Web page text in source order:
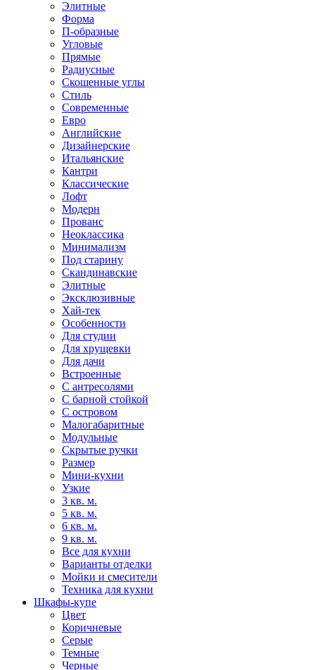
Элитные
Форма
П-образные
Угловые
Прямые
Радиусные
Скошенные углы
Стиль
Современные
Евро
Английские
Дизайнерские
Итальянские
Кантри
Классические
Лофт
Модерн
Прованс
Неоклассика
Минимализм
Под старину
Скандинавские
Элитные
Эксклюзивные
Хай-тек
Особенности
Для студии
Для хрущевки
Для дачи
Встроенные
С антресолями
С барной стойкой
С островом
Малогабаритные
Модульные
Скрытые ручки
Размер
Мини-кухни
Узкие
3 кв. м.
5 кв. м.
6 кв. м.
9 кв. м.
Все для кухни
Варианты отделки
Мойки и смесители
Техника для кухни
Шкафы-купе
Цвет
Коричневые
Серые
Темные
Черные